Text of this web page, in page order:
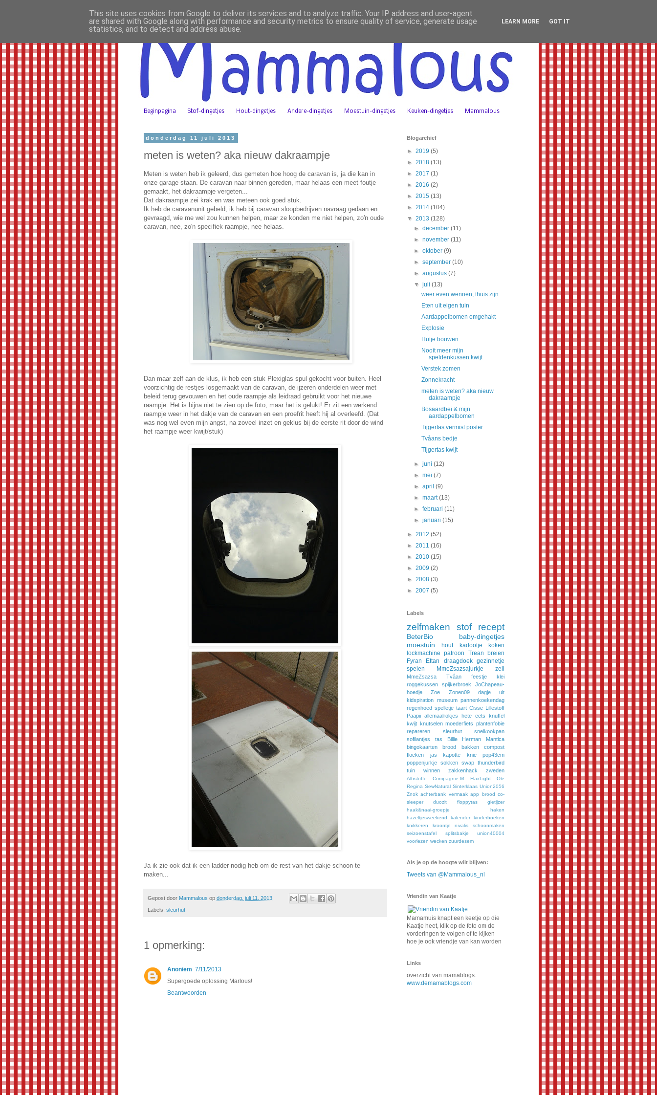
Beginpagina Stof-dingetjes Hout-dingetjes Andere-dingetjes Moestuin-dingetjes Keuken-dingetjes Mammalous
donderdag 11 juli 2013
meten is weten? aka nieuw dakraampje
Meten is weten heb ik geleerd, dus gemeten hoe hoog de caravan is, ja die kan in
onze garage staan. De caravan naar binnen gereden, maar helaas een meet foutje
gemaakt, het dakraampje vergeten...
Dat dakraampje zei krak en was meteen ook goed stuk.
Ik heb de caravanunit gebeld, ik heb bij caravan sloopbedrijven navraag gedaan en
gevraagd, wie me wel zou kunnen helpen, maar ze konden me niet helpen, zo'n oude
caravan, nee, zo'n specifiek raampje, nee helaas.
Dan maar zelf aan de klus, ik heb een stuk Plexiglas spul gekocht voor buiten. Heel
voorzichtig de restjes losgemaakt van de caravan, de ijzeren onderdelen weer met
beleid terug gevouwen en het oude raampje als leidraad gebruikt voor het nieuwe
raampje. Het is bijna niet te zien op de foto, maar het is gelukt! Er zit een werkend
raampje weer in het dakje van de caravan en een proefrit heeft hij al overleefd. (Dat
was nog wel even mijn angst, na zoveel inzet en geklus bij de eerste rit door de wind
het raampje weer kwijt/stuk)
Ja ik zie ook dat ik een ladder nodig heb om de rest van het dakje schoon te
maken...
Gepost door Mammalous op donderdag, juli 11, 2013
Labels: sleurhut
1 opmerking:
Anoniem 7/11/2013
Supergoede oplossing Marlous!
Beantwoorden
Blogarchief
► 2019 (5)
► 2018 (13)
► 2017 (1)
► 2016 (2)
► 2015 (13)
► 2014 (104)
▼ 2013 (128)
►december(11)
►november(11)
►oktober(9)
►september(10)
►augustus(7)
▼juli(13)
weer even wennen, thuis zijn
Eten uit eigen tuin
Aardappelbomen omgehakt
Explosie
Hutje bouwen
Nooit meer mijn
speldenkussen kwijt
Verstek zomen
Zonnekracht
meten is weten? aka nieuw
dakraampje
Bosaardbei & mijn
aardappelbomen
Tijgertas vermist poster
Tvåans bedje
Tijgertas kwijt
►juni(12)
►mei(7)
►april(9)
►maart(13)
►februari(11)
►januari(15)
► 2012 (52)
► 2011 (16)
► 2010 (15)
► 2009 (2)
► 2008 (3)
► 2007 (5)
Labels
zelfmaken stof recept
BeterBio
baby-dingetjes
moestuin
hout kadootje
koken
lockmachine patroon Trean
breien
Fyran
Ettan draagdoek gezinnetje
spelen
MmeZsazsajurkje zeil
MmeZsazsa Tvåan feestje
klei
roggekussen
spijkerbroek
JoChapeau-
hoedje
Zoe Zonen09
dagje uit
kidspiration museum pannenkoekendag
regenhoed spelletje taart Cisse Lillestoff
Paapii allemaalrokjes hete eets
knuffel
kwijt knutselen moederfiets plantenfobie
repareren
sleurhut
snelkookpan
sofilantjes
tas Billie Herman
Mantica
bingokaarten
brood bakken
compost
flocken
jas kapotte knie
pop43cm
poppenjurkje sokken swap thunderbird
tuin
winnen zakkenhack zweden
Albstoffe Compagnie-M FlaxLight
Ole
Regina SewNatural Sinterklaas Union2056
Znok achterbank vermaak app brood co-
sleeper
duozit floppytas
gietijzer
haak&naai-groepje
haken
hazeltjesweekend
kalender
kinderboeken
knikkeren
kroontje nivalis
schoonmaken
seizoenstafel
splitsbakje
union40004
voorlezen wecken zuurdesem
Als je op de hoogte wilt blijven:
Tweets van @Mammalous_nl
Vriendin van Kaatje
Mamamuis knapt een keetje op die
Kaatje heet, klik op de foto om de
vorderingen te volgen of te kijken
hoe je ook vriendje van kan worden
Links
overzicht van mamablogs:
www.demamablogs.com
This site uses cookies from Google to deliver its services and to analyze traffic. Your IP address and user-agent
are shared with Google along with performance and security metrics to ensure quality of service, generate usage
statistics, and to detect and address abuse.
LEARN MORE GOT IT